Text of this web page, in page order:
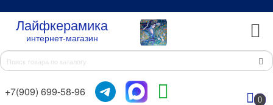
Лайфкерамика
интернет-магазин
+7(909) 699-58-96
0